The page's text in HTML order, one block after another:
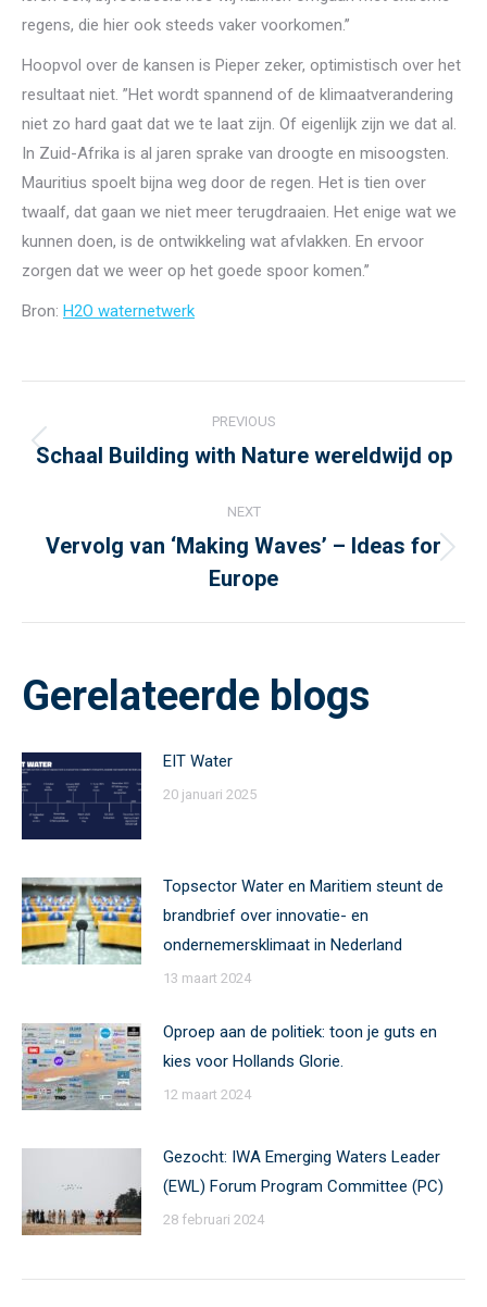
regens, die hier ook steeds vaker voorkomen.’’
Hoopvol over de kansen is Pieper zeker, optimistisch over het
resultaat niet. ”Het wordt spannend of de klimaatverandering
niet zo hard gaat dat we te laat zijn. Of eigenlijk zijn we dat al.
In Zuid-Afrika is al jaren sprake van droogte en misoogsten.
Mauritius spoelt bijna weg door de regen. Het is tien over
twaalf, dat gaan we niet meer terugdraaien. Het enige wat we
kunnen doen, is de ontwikkeling wat afvlakken. En ervoor
zorgen dat we weer op het goede spoor komen.’’
Bron: H2O waternetwerk
navigation
PREVIOUS
Previous
Schaal Building with Nature wereldwijd op
NEXT
Next
post:
Vervolg van ‘Making Waves’ – Ideas for
Europe
Gerelateerde blogs
EIT Water
20 januari 2025
Topsector Water en Maritiem steunt de
brandbrief over innovatie- en
ondernemersklimaat in Nederland
13 maart 2024
Oproep aan de politiek: toon je guts en
kies voor Hollands Glorie.
12 maart 2024
Gezocht: IWA Emerging Waters Leader
(EWL) Forum Program Committee (PC)
28 februari 2024